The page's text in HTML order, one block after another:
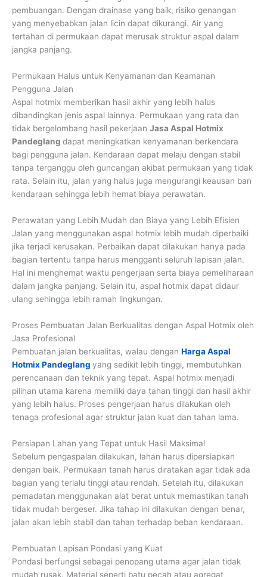
pembuangan. Dengan drainase yang baik, risiko genangan
yang menyebabkan jalan licin dapat dikurangi. Air yang
tertahan di permukaan dapat merusak struktur aspal dalam
jangka panjang.
Permukaan Halus untuk Kenyamanan dan Keamanan
Pengguna Jalan
Aspal hotmix memberikan hasil akhir yang lebih halus
dibandingkan jenis aspal lainnya. Permukaan yang rata dan
tidak bergelombang hasil pekerjaan Jasa Aspal Hotmix
Pandeglang dapat meningkatkan kenyamanan berkendara
bagi pengguna jalan. Kendaraan dapat melaju dengan stabil
tanpa terganggu oleh guncangan akibat permukaan yang tidak
rata. Selain itu, jalan yang halus juga mengurangi keausan ban
kendaraan sehingga lebih hemat biaya perawatan.
Perawatan yang Lebih Mudah dan Biaya yang Lebih Efisien
Jalan yang menggunakan aspal hotmix lebih mudah diperbaiki
jika terjadi kerusakan. Perbaikan dapat dilakukan hanya pada
bagian tertentu tanpa harus mengganti seluruh lapisan jalan.
Hal ini menghemat waktu pengerjaan serta biaya pemeliharaan
dalam jangka panjang. Selain itu, aspal hotmix dapat didaur
ulang sehingga lebih ramah lingkungan.
Proses Pembuatan Jalan Berkualitas dengan Aspal Hotmix oleh
Jasa Profesional
Pembuatan jalan berkualitas, walau dengan Harga Aspal
Hotmix Pandeglang yang sedikit lebih tinggi, membutuhkan
perencanaan dan teknik yang tepat. Aspal hotmix menjadi
pilihan utama karena memiliki daya tahan tinggi dan hasil akhir
yang lebih halus. Proses pengerjaan harus dilakukan oleh
tenaga profesional agar struktur jalan kuat dan tahan lama.
Persiapan Lahan yang Tepat untuk Hasil Maksimal
Sebelum pengaspalan dilakukan, lahan harus dipersiapkan
dengan baik. Permukaan tanah harus diratakan agar tidak ada
bagian yang terlalu tinggi atau rendah. Setelah itu, dilakukan
pemadatan menggunakan alat berat untuk memastikan tanah
tidak mudah bergeser. Jika tahap ini dilakukan dengan benar,
jalan akan lebih stabil dan tahan terhadap beban kendaraan.
Pembuatan Lapisan Pondasi yang Kuat
Pondasi berfungsi sebagai penopang utama agar jalan tidak
mudah rusak. Material seperti batu pecah atau agregat